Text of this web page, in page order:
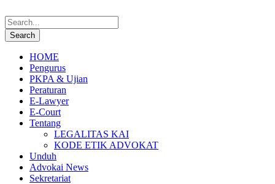
HOME
Pengurus
PKPA & Ujian
Peraturan
E-Lawyer
E-Court
Tentang
LEGALITAS KAI
KODE ETIK ADVOKAT
Unduh
Advokai News
Sekretariat